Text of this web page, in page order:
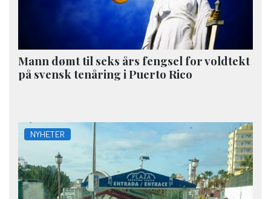
Mann dømt til seks års fengsel for voldtekt
på svensk tenåring i Puerto Rico
NYHETER